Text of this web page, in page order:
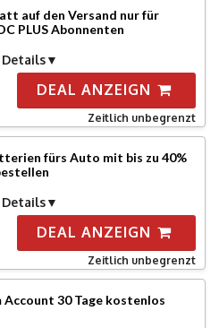
auf den Versand nur für
PLUS Abonnenten
DEAL ANZEIGN
Zeitlich unbegrenzt
fürs Auto mit bis zu 40%
DEAL ANZEIGN
Zeitlich unbegrenzt
Account 30 Tage kostenlos